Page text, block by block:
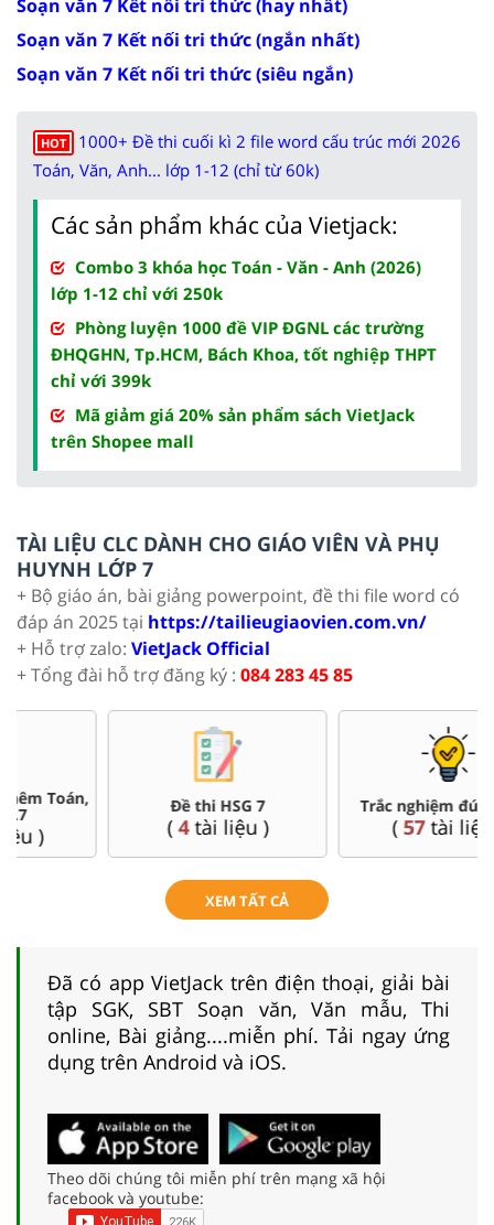
Soạn văn 7 Kết nối tri thức (hay nhất)
Soạn văn 7 Kết nối tri thức (ngắn nhất)
Soạn văn 7 Kết nối tri thức (siêu ngắn)
HOT
1000+ Đề thi cuối kì 2 file word cấu trúc mới 2026
Toán, Văn, Anh... lớp 1-12 (chỉ từ 60k)
Các sản phẩm khác của Vietjack:
Combo 3 khóa học Toán - Văn - Anh (2026)
lớp 1-12 chỉ với 250k
Phòng luyện 1000 đề VIP ĐGNL các trường
ĐHQGHN, Tp.HCM, Bách Khoa, tốt nghiệp THPT
chỉ với 399k
Mã giảm giá 20% sản phẩm sách VietJack
trên Shopee mall
TÀI LIỆU CLC DÀNH CHO GIÁO VIÊN VÀ PHỤ
HUYNH LỚP 7
+ Bộ giáo án, bài giảng powerpoint, đề thi file word có
đáp án 2025 tại https://tailieugiaovien.com.vn/
+ Hỗ trợ zalo: VietJack Official
+ Tổng đài hỗ trợ đăng ký : 084 283 45 85
Đề thi HSG 7
tài liệu )
Trắc nghiệm đúng sai 7
tài liệu )
XEM TẤT CẢ
Đã có app VietJack trên điện thoại, giải bài
tập SGK, SBT Soạn văn, Văn mẫu, Thi
online, Bài giảng....miễn phí. Tải ngay ứng
dụng trên Android và iOS.
Theo dõi chúng tôi miễn phí trên mạng xã hội
facebook và youtube: